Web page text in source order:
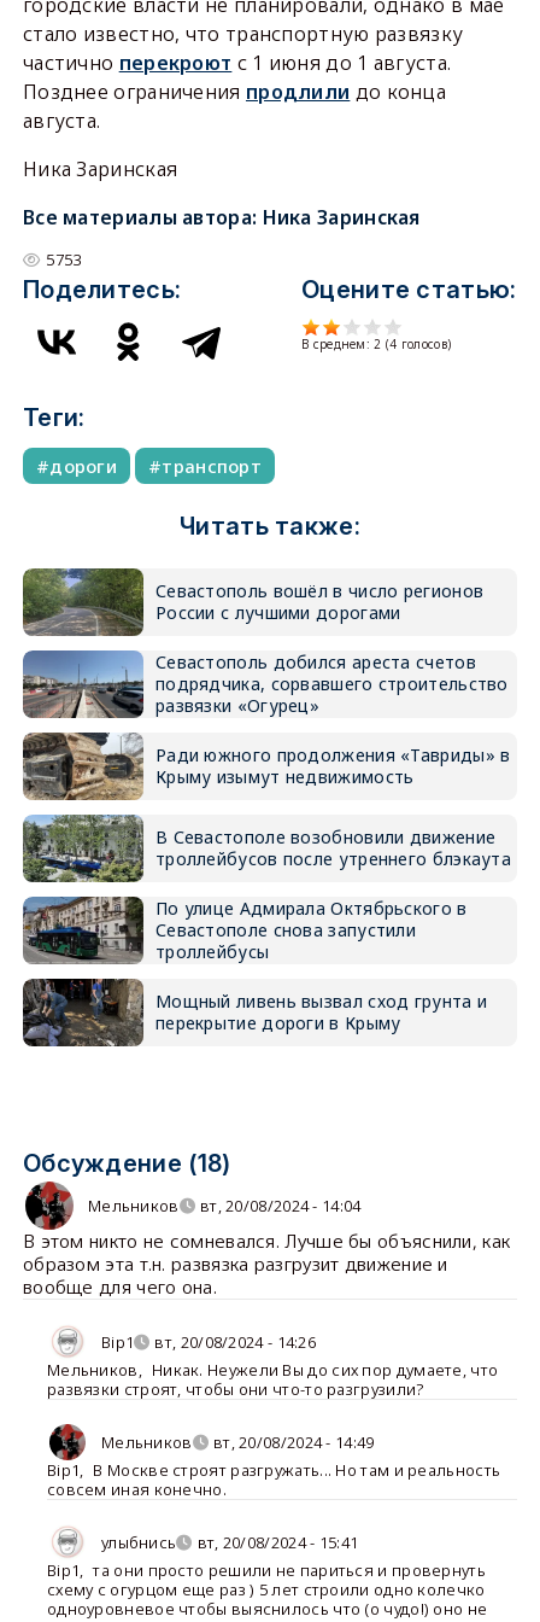
стало известно, что транспортную развязку
частично перекроют с 1 июня до 1 августа.
Позднее ограничения продлили до конца
августа.
Ника Заринская
Все материалы автора: Ника Заринская
5753
Поделитесь: Оцените статью:
В среднем:2 (4 голосов)
Теги:
дороги транспорт
Читать также:
Севастополь вошёл в число регионов
России с лучшими дорогами
Севастополь добился ареста счетов
подрядчика, сорвавшего строительство
развязки «Огурец»
Ради южного продолжения «Тавриды» в
Крыму изымут недвижимость
В Севастополе возобновили движение
троллейбусов после утреннего блэкаута
По улице Адмирала Октябрьского в
Севастополе снова запустили
троллейбусы
Мощный ливень вызвал сход грунта и
перекрытие дороги в Крыму
Обсуждение (18)
Мельников вт, 20/08/2024 - 14:04
В этом никто не сомневался. Лучше бы объяснили, как
образом эта т.н. развязка разгрузит движение и
вообще для чего она.
Bip1
вт, 20/08/2024 - 14:26
Мельников, Никак. Неужели Вы до сих пор думаете, что
развязки строят, чтобы они что-то разгрузили?
Мельников
вт, 20/08/2024 - 14:49
Bip1, В Москве строят разгружать... Но там и реальность
совсем иная конечно.
улыбнись
вт, 20/08/2024 - 15:41
Bip1, та они просто решили не париться и провернуть
схему с огурцом еще раз ) 5 лет строили одно колечко
одноуровневое чтобы выяснилось что (о чудо!) оно не